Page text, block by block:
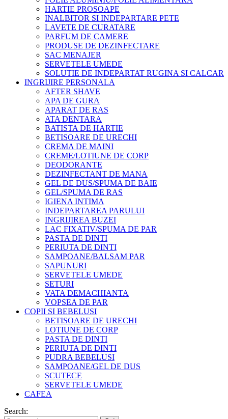
HARTIE PROSOAPE
INALBITOR SI INDEPARTARE PETE
LAVETE DE CURATARE
PARFUM DE CAMERE
PRODUSE DE DEZINFECTARE
SAC MENAJER
SERVETELE UMEDE
SOLUTIE DE INDEPARTAT RUGINA SI CALCAR
INGRIJIRE PERSONALA
AFTER SHAVE
APA DE GURA
APARAT DE RAS
ATA DENTARA
BATISTA DE HARTIE
BETISOARE DE URECHI
CREMA DE MAINI
CREME/LOTIUNE DE CORP
DEODORANTE
DEZINFECTANT DE MANA
GEL DE DUS/SPUMA DE BAIE
GEL/SPUMA DE RAS
IGIENA INTIMA
INDEPARTAREA PARULUI
INGRIJIREA BUZEI
LAC FIXATIV/SPUMA DE PAR
PASTA DE DINTI
PERIUTA DE DINTI
SAMPOANE/BALSAM PAR
SAPUNURI
SERVETELE UMEDE
SETURI
VATA DEMACHIANTA
VOPSEA DE PAR
COPII SI BEBELUSI
BETISOARE DE URECHI
LOTIUNE DE CORP
PASTA DE DINTI
PERIUTA DE DINTI
PUDRA BEBELUSI
SAMPOANE/GEL DE DUS
SCUTECE
SERVETELE UMEDE
CAFEA
Search: